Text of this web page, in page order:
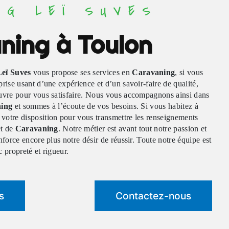
LEÏ SUVES
à Toulon
Suves vous propose ses services enCaravaning, si vous
usant d’une expérience et d’un savoir-faire de qualité,
pour vous satisfaire. Nous vous accompagnons ainsi dans
et sommes à l’écoute de vos besoins. Si vous habitez à
disposition pour vous transmettre les renseignements
de Caravaning. Notre métier est avant tout notre passion et
encore plus notre désir de réussir. Toute notre équipe est
propreté et rigueur.
Contactez-nous